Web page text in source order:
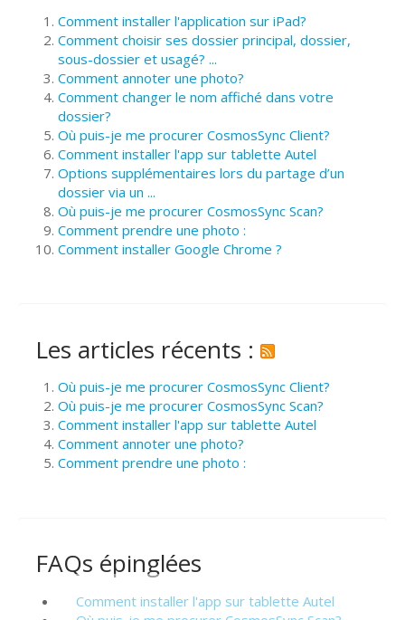
Comment installer l'application sur iPad?
Comment choisir ses dossier principal, dossier,
sous-dossier et usagé? ...
Comment annoter une photo?
Comment changer le nom affiché dans votre
dossier?
Où puis-je me procurer CosmosSync Client?
Comment installer l'app sur tablette Autel
Options supplémentaires lors du partage d’un
dossier via un ...
Où puis-je me procurer CosmosSync Scan?
Comment prendre une photo :
Comment installer Google Chrome ?
Les articles récents :
Où puis-je me procurer CosmosSync Client?
Où puis-je me procurer CosmosSync Scan?
Comment installer l'app sur tablette Autel
Comment annoter une photo?
Comment prendre une photo :
FAQs épinglées
Comment installer l'app sur tablette Autel